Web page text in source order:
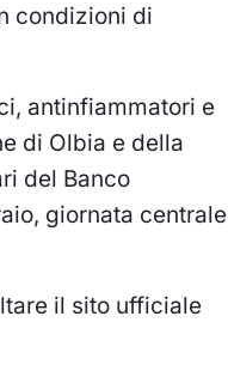
condizioni di
antinfiammatori e
di Olbia e della
del Banco
giornata centrale
il sito ufficiale